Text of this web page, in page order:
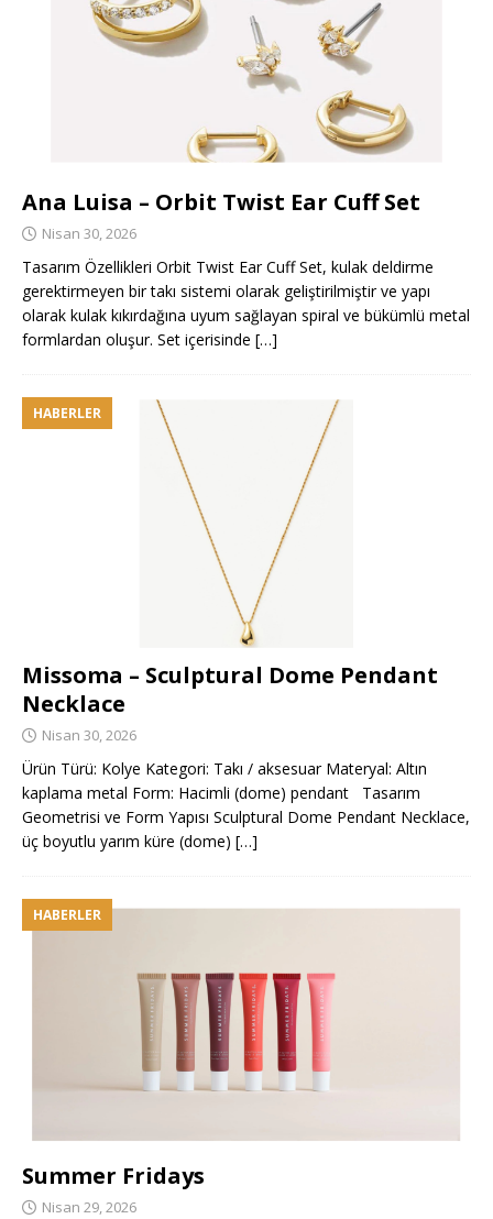
Ana Luisa – Orbit Twist Ear Cuff Set
Nisan 30, 2026
Tasarım Özellikleri Orbit Twist Ear Cuff Set, kulak deldirme
gerektirmeyen bir takı sistemi olarak geliştirilmiştir ve yapı
olarak kulak kıkırdağına uyum sağlayan spiral ve bükümlü metal
formlardan oluşur. Set içerisinde […]
HABERLER
Missoma – Sculptural Dome Pendant
Necklace
Nisan 30, 2026
Ürün Türü: Kolye Kategori: Takı / aksesuar Materyal: Altın
kaplama metal Form: Hacimli (dome) pendant Tasarım
Geometrisi ve Form Yapısı Sculptural Dome Pendant Necklace,
üç boyutlu yarım küre (dome) […]
HABERLER
Summer Fridays
Nisan 29, 2026